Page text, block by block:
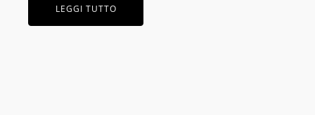
LEGGI TUTTO